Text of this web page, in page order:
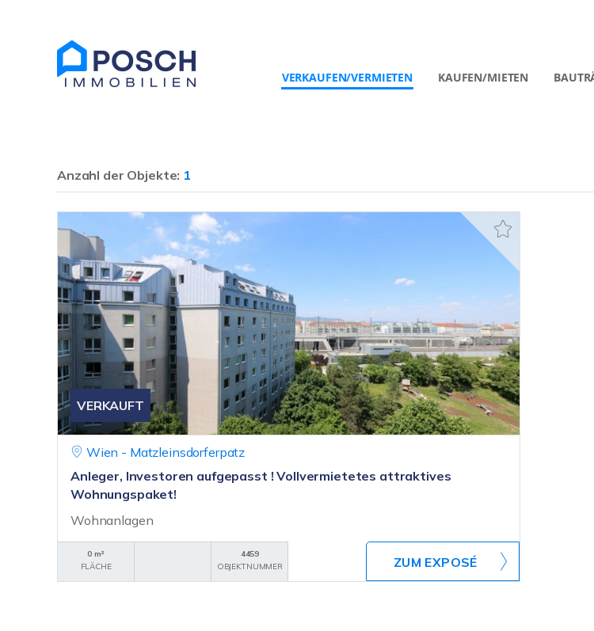
VERKAUFEN/VERMIETEN KAUFEN/MIETEN
Anzahl der Objekte: 1
VERKAUFT
Wien - Matzleinsdorferpatz
Anleger, Investoren aufgepasst ! Vollvermietetes attraktives
Wohnungspaket!
Wohnanlagen
0 m²
FLÄCHE
4459
OBJEKTNUMMER
ZUM EXPOSÉ